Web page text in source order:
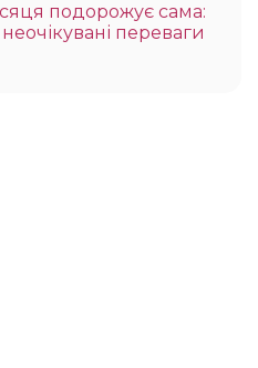
подорожує сама:
переваги